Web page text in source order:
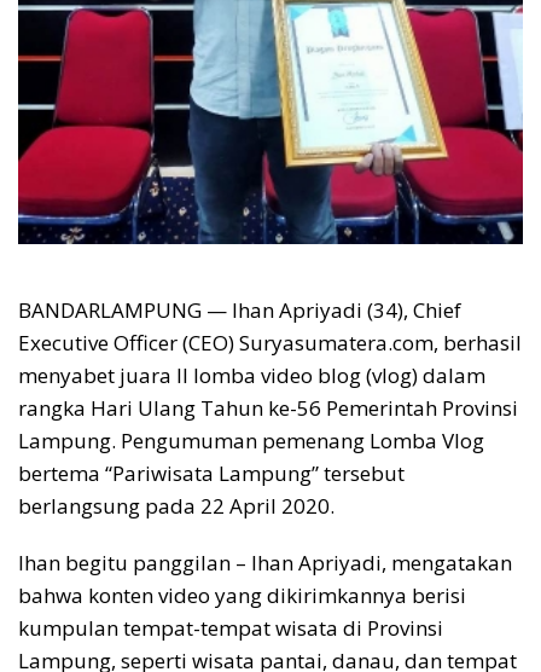
BANDARLAMPUNG — Ihan Apriyadi (34), Chief
Executive Officer (CEO) Suryasumatera.com, berhasil
menyabet juara II lomba video blog (vlog) dalam
rangka Hari Ulang Tahun ke-56 Pemerintah Provinsi
Lampung. Pengumuman pemenang Lomba Vlog
bertema “Pariwisata Lampung” tersebut
berlangsung pada 22 April 2020.
Ihan begitu panggilan – Ihan Apriyadi, mengatakan
bahwa konten video yang dikirimkannya berisi
kumpulan tempat-tempat wisata di Provinsi
Lampung, seperti wisata pantai, danau, dan tempat